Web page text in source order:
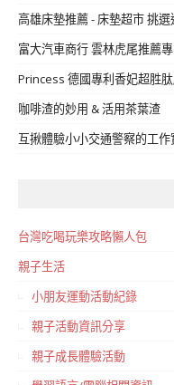
高雄床墊推薦 - 床墊超市 挑
富大汽車商行 雲林虎尾推薦
Princess 德國專利香妃超胜
咖啡渣的妙用 & 活用茶葉渣
互揪體驗小小交通警察的工作
台灣吃喝玩樂攻略懶人包
親子生活
小朋友運動活動紀錄
親子活動資訊分享
親子成長體驗活動